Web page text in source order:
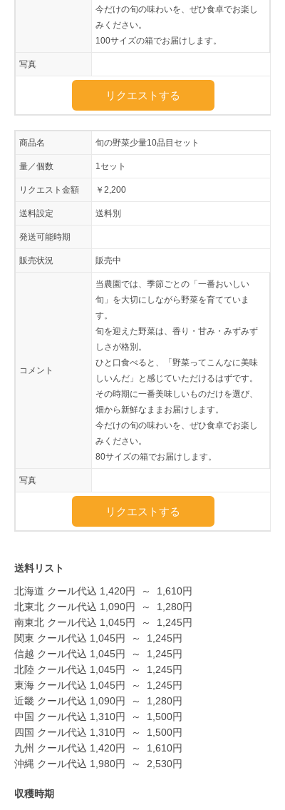
今だけの旬の味わいを、ぜひ食卓でお楽し
みください。
100サイズの箱でお届けします。
写真
リクエストする
商品名 旬の野菜少量10品目セット
量／個数 1セット
リクエスト金額 ￥2,200
送料設定 送料別
発送可能時期
販売状況 販売中
コメント
当農園では、季節ごとの「一番おいしい
旬」を大切にしながら野菜を育てていま
す。
旬を迎えた野菜は、香り・甘み・みずみず
しさが格別。
ひと口食べると、「野菜ってこんなに美味
しいんだ」と感じていただけるはずです。
その時期に一番美味しいものだけを選び、
畑から新鮮なままお届けします。
今だけの旬の味わいを、ぜひ食卓でお楽し
みください。
80サイズの箱でお届けします。
写真
リクエストする
送料リスト
北海道 クール代込 1,420円 ～ 1,610円
北東北 クール代込 1,090円 ～ 1,280円
南東北 クール代込 1,045円 ～ 1,245円
関東 クール代込 1,045円 ～ 1,245円
信越 クール代込 1,045円 ～ 1,245円
北陸 クール代込 1,045円 ～ 1,245円
東海 クール代込 1,045円 ～ 1,245円
近畿 クール代込 1,090円 ～ 1,280円
中国 クール代込 1,310円 ～ 1,500円
四国 クール代込 1,310円 ～ 1,500円
九州 クール代込 1,420円 ～ 1,610円
沖縄 クール代込 1,980円 ～ 2,530円
収穫時期